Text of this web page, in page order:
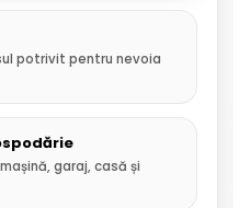
potrivit pentru nevoia
garaj, casă și